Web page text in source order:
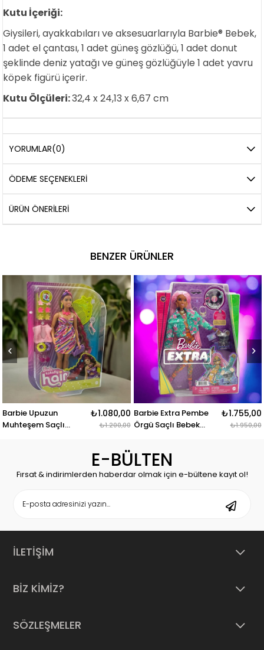
Kutu İçeriği:
Giysileri, ayakkabıları ve aksesuarlarıyla Barbie® Bebek,
1 adet el çantası, 1 adet güneş gözlüğü, 1 adet donut
şeklinde deniz yatağı ve güneş gözlüğüyle 1 adet yavru
köpek figürü içerir.
Kutu Ölçüleri:32,4 x 24,13 x 6,67 cm
YORUMLAR(0)
ÖDEME SEÇENEKLERI
ÜRÜN ÖNERILERI
BENZER ÜRÜNLER
Saçlı
₺1.080,00
₺1.200,00
Barbie Extra Pembe
Örgü Saçlı Bebek
₺1.755,00
₺1.950,00
Barbie
Pembe
E-BÜLTEN
Fırsat & indirimlerden haberdar olmak için e-bültene kayıt ol!
İLETİŞİM
BİZ KİMİZ?
SÖZLEŞMELER